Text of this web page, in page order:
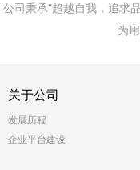
公司秉承"超越自我，追求
为
关于公司
发展历程
企业平台建设